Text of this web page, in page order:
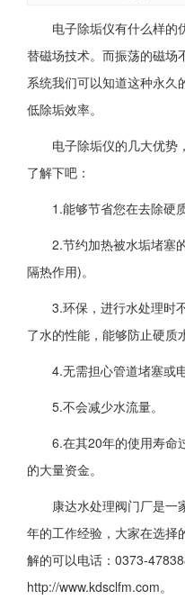
电子除垢仪有什么样的
替磁场技术。而振荡的磁场
系统我们可以知道这种永久
低除垢效率。
电子除垢仪的几大优势
了解下吧：
1.能够节省您在去除硬质
2.节约加热被水垢堵塞
隔热作用)。
3.环保，进行水处理时
了水的性能，能够防止硬质
4.无需担心管道堵塞或电
5.不会减少水流量。
6.在其20年的使用寿命
的大量资金。
康达水处理阀门厂是一
年的工作经验，大家在选择
解的可以电话：0373-
http://www.kdsclfm.com。